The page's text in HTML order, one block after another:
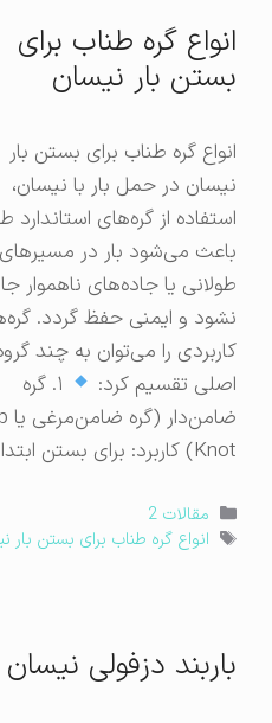
انواع گره طناب برای
بستن بار نیسان
انواع گره طناب برای بستن بار
نیسان در حمل بار با نیسان،
استفاده از گره‌های استاندارد طناب
باعث می‌شود بار در مسیرهای
طولانی یا جاده‌های ناهموار جابه‌جا
نشود و ایمنی حفظ گردد. گره‌های
کاربردی را می‌توان به چند گروه
اصلی تقسیم کرد:
۱. گره
ضامن‌دار (گره ضامن‌مرغی یا Slip
Knot) کاربرد: برای بستن ابتدایی
دسته‌ها
مقالات 2
برچسب‌ها
انواع گره طناب برای بستن بار نیسان
باربند دزفولی نیسان